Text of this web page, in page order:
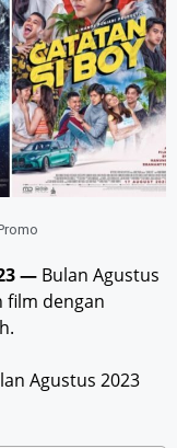
— Bulan Agustus
film dengan
Agustus 2023